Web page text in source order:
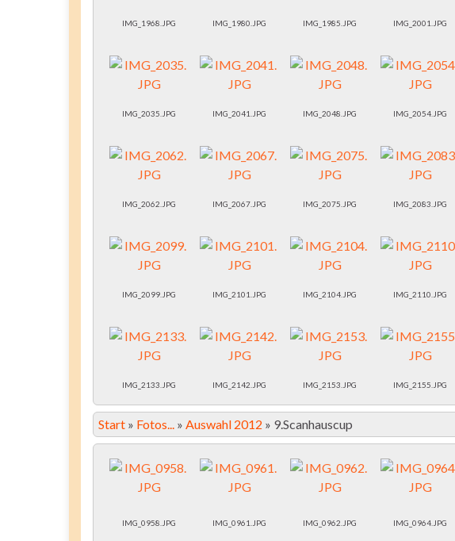
IMG_1968.JPG IMG_1980.JPG IMG_1985.JPG IMG_2001.JPG
IMG_2035.JPG IMG_2041.JPG IMG_2048.JPG IMG_2054.JPG
IMG_2062.JPG IMG_2067.JPG IMG_2075.JPG IMG_2083.JPG
IMG_2099.JPG IMG_2101.JPG IMG_2104.JPG IMG_2110.JPG
IMG_2133.JPG IMG_2142.JPG IMG_2153.JPG IMG_2155.JPG
Start » Fotos... » Auswahl 2012 » 9.Scanhauscup
IMG_0958.JPG IMG_0961.JPG IMG_0962.JPG IMG_0964.JPG